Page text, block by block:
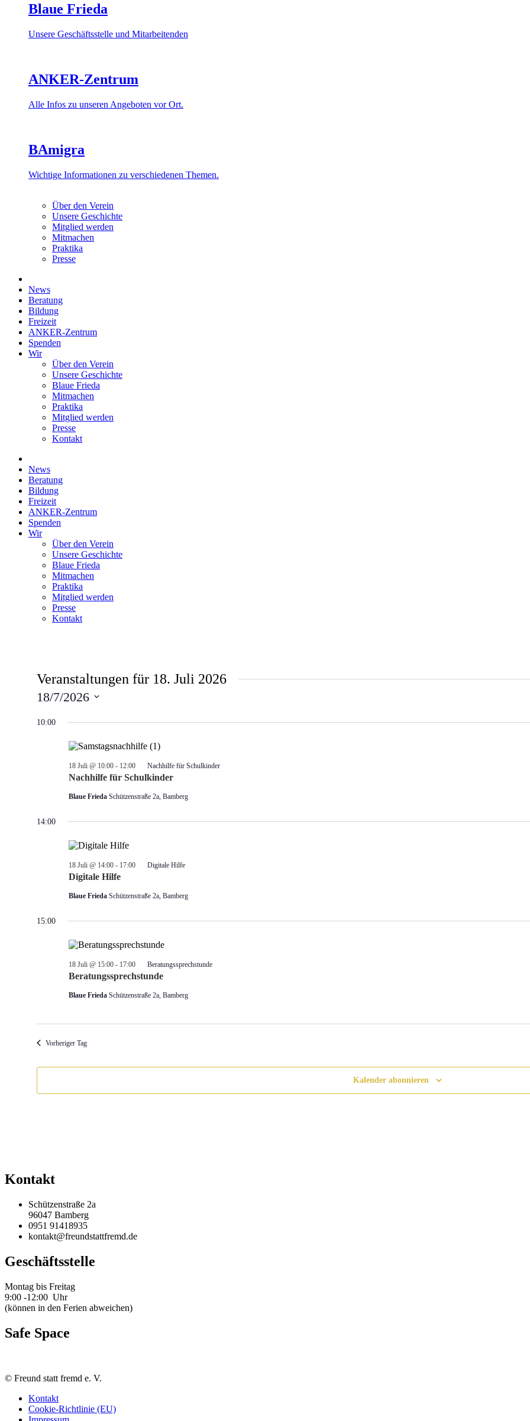
Blaue Frieda
Unsere Geschäftsstelle und Mitarbeitenden
ANKER-Zentrum
Alle Infos zu unseren Angeboten vor Ort.
BAmigra
Wichtige Informationen zu verschiedenen Themen.
Über den Verein
Unsere Geschichte
Mitglied werden
Mitmachen
Praktika
Presse
News
Beratung
Bildung
Freizeit
ANKER-Zentrum
Spenden
Wir
Über den Verein
Unsere Geschichte
Blaue Frieda
Mitmachen
Praktika
Mitglied werden
Presse
Kontakt
News
Beratung
Bildung
Freizeit
ANKER-Zentrum
Spenden
Wir
Über den Verein
Unsere Geschichte
Blaue Frieda
Mitmachen
Praktika
Mitglied werden
Presse
Kontakt
Veranstaltungen für 18. Juli 2026
18/7/2026
wählen.
10:00
Nachhilfe für Schulkinder
18 Juli @ 10:00- 12:00 Nachhilfe für Schulkinder
Blaue Frieda Schützenstraße 2a, Bamberg
14:00
Digitale Hilfe
18 Juli @ 14:00- 17:00 Digitale Hilfe
Blaue Frieda Schützenstraße 2a, Bamberg
15:00
Beratungssprechstunde
18 Juli @ 15:00- 17:00 Beratungssprechstunde
Blaue Frieda Schützenstraße 2a, Bamberg
Vorheriger Tag
Kalender abonnieren
Kontakt
Schützenstraße 2a
96047 Bamberg
0951 91418935
kontakt@freundstattfremd.de
Geschäftsstelle
Montag bis Freitag
9:00 -12:00 Uhr
(können in den Ferien abweichen)
Safe Space
© Freund statt fremd e. V.
Kontakt
Cookie-Richtlinie (EU)